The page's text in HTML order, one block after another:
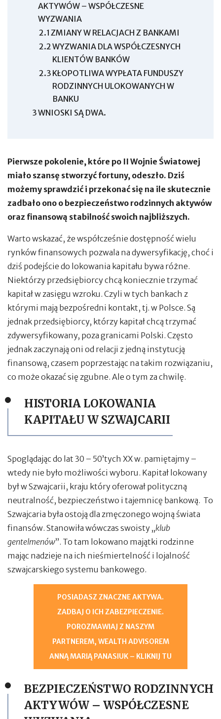
AKTYWÓW – WSPÓŁCZESNE
WYZWANIA
2.1 ZMIANY W RELACJACH Z BANKAMI
2.2WYZWANIA DLA WSPÓŁCZESNYCH
KLIENTÓW BANKÓW
2.3 KŁOPOTLIWA WYPŁATA FUNDUSZY
RODZINNYCH ULOKOWANYCH W
BANKU
3WNIOSKI SĄ DWA.
Pierwsze pokolenie, które po II Wojnie Światowej
miało szansę stworzyć fortuny, odeszło. Dziś
możemy sprawdzić i przekonać się na ile skutecznie
zadbało ono o bezpieczeństwo rodzinnych aktywów
oraz finansową stabilność swoich najbliższych.
Warto wskazać, że współcześnie dostępność wielu
rynków finansowych pozwala na dywersyfikację, choć i
dziś podejście do lokowania kapitału bywa różne.
Niektórzy przedsiębiorcy chcą koniecznie trzymać
kapitał w zasięgu wzroku. Czyli w tych bankach z
którymi mają bezpośredni kontakt, tj. w Polsce. Są
jednak przedsiębiorcy, którzy kapitał chcą trzymać
zdywersyfikowany, poza granicami Polski. Często
jednak zaczynają oni od relacji z jedną instytucją
finansową, czasem poprzestając na takim rozwiązaniu,
co może okazać się zgubne. Ale o tym za chwilę.
HISTORIA LOKOWANIA
KAPITAŁU W SZWAJCARII
Spoglądając do lat 30 – 50’tych XX w. pamiętajmy –
wtedy nie było możliwości wyboru. Kapitał lokowany
był w Szwajcarii, kraju który oferował polityczną
neutralność, bezpieczeństwo i tajemnicę bankową. To
Szwajcaria była ostoją dla zmęczonego wojną świata
finansów. Stanowiła wówczas swoisty „klub
gentelmenów”. To tam lokowano majątki rodzinne
mając nadzieje na ich nieśmiertelność i lojalność
szwajcarskiego systemu bankowego.
POSIADASZ ZNACZNE AKTYWA.
ZADBAJ O ICH ZABEZPIECZENIE.
POROZMAWIAJ Z NASZYM
PARTNEREM, WEALTH ADVISOREM
ANNĄ MARIĄ PANASIUK – KLIKNIJ TU
BEZPIECZEŃSTWO RODZINNYCH
AKTYWÓW – WSPÓŁCZESNE